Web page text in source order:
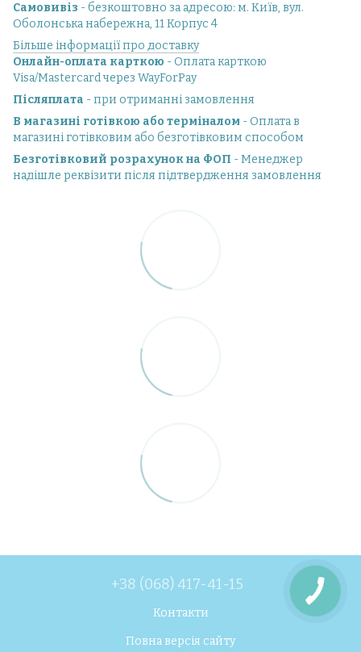
Самовивіз - безкоштовно за адресою: м. Київ, вул.
Оболонська набережна, 11 Корпус 4
Більше інформації про доставку
Онлайн-оплата карткою - Оплата карткою
Visa/Mastercard через WayForPay
Післяплата - при отриманні замовлення
В магазині готівкою або терміналом - Оплата в
магазині готівковим або безготівковим способом
Безготівковий розрахунок на ФОП - Менеджер
надішле реквізити після підтвердження замовлення
+38 (068) 417-41-15
Контакти
Повна версія сайту